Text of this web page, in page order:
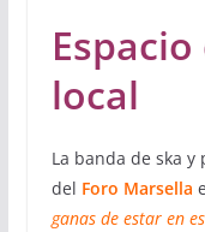
local
La banda de ska y
del Foro Marsella
ganas de estar en